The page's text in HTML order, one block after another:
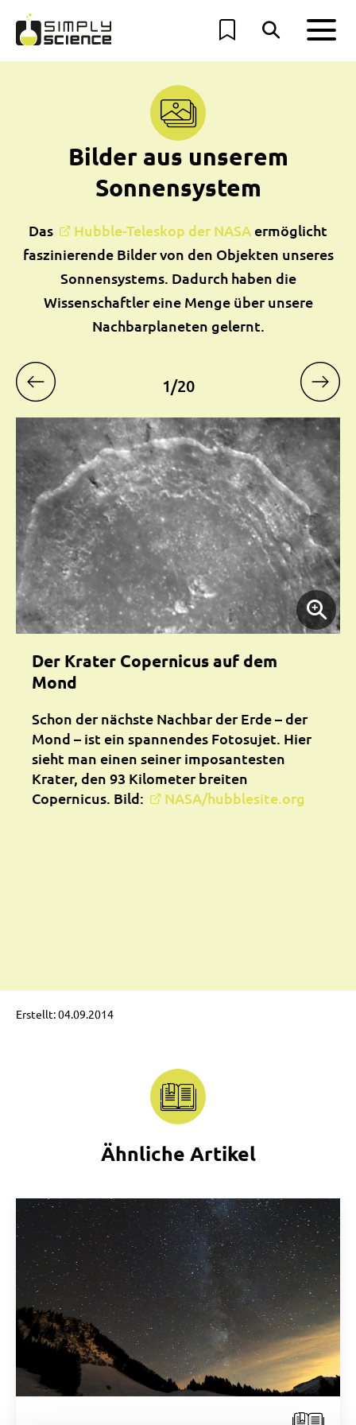
Bilder aus unserem
Sonnensystem
Das Hubble-Teleskop der NASAermöglicht
faszinierende Bilder von den Objekten unseres
Sonnensystems. Dadurch haben die
Wissenschaftler eine Menge über unsere
Nachbarplaneten gelernt.
Der Krater Copernicus auf dem
Mond
Schon der nächste Nachbar der Erde – der
Mond – ist ein spannendes Fotosujet. Hier
sieht man einen seiner imposantesten
Krater, den 93 Kilometer breiten
Copernicus. Bild:
NASA/hubblesite.org
1/20
Erstellt: 04.09.2014
Ähnliche Artikel